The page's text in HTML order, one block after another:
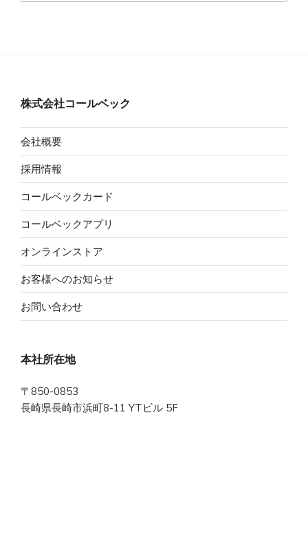
株式会社コールベック
会社概要
採用情報
コールベックカード
コールベックアプリ
オンラインストア
お客様へのお知らせ
お問い合わせ
本社所在地
〒850-0853
長崎県長崎市浜町8-11 YTビル 5F